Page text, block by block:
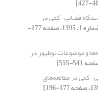
فضایی- کمی در
[دوره 48، شماره 1، 1395، صفحه 177-
و موضوعات نوظهور در
کمی در مطالعه‌های